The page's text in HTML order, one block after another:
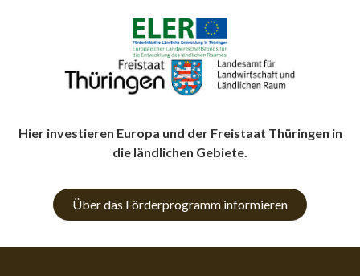
Hier investieren Europa und der Freistaat Thüringen in
die ländlichen Gebiete.
Über das Förderprogramm informieren